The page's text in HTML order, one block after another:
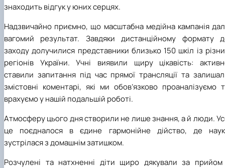
знаходить відгук у юних серцях.
Надзвичайно приємно, що масштабна медійна кампанія
вагомий результат. Завдяки дистанційному формату
заходу долучилися представники близько 150 шкіл із
регіонів України. Учні виявили щиру цікавість:
ставили запитання під час прямої трансляції та
змістовні коментарі, які ми обов’язково проаналізуємо
врахуємо у нашій подальшій роботі.
Атмосферу цього дня створили не лише знання, а й люди.
це поєдналося в єдине гармонійне дійство, де
зустрілася з домашнім затишком.
Розчулені та натхненні діти щиро дякували за прийом